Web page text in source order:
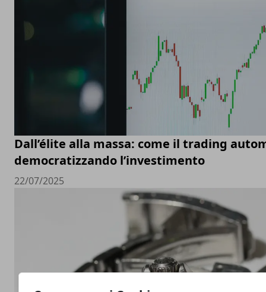
Dall’élite alla massa: come il trading
democratizzando l’investimento
22/07/2025